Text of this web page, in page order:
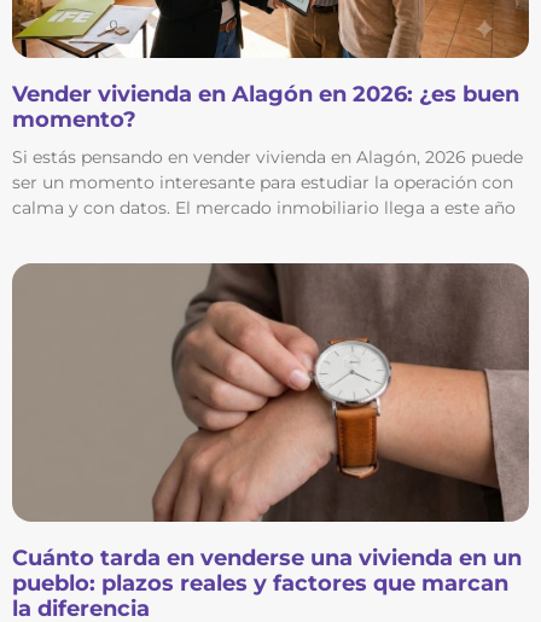
Vender vivienda en Alagón en 2026: ¿es buen
momento?
Si estás pensando en vender vivienda en Alagón, 2026 puede
ser un momento interesante para estudiar la operación con
calma y con datos. El mercado inmobiliario llega a este año
Cuánto tarda en venderse una vivienda en un
pueblo: plazos reales y factores que marcan
la diferencia